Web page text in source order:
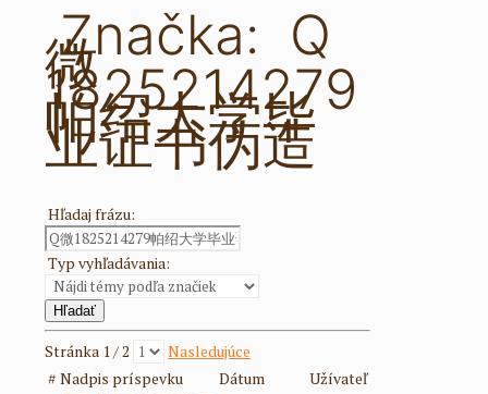
Značka: Q
微
1825214279
帕绍大学毕
业证书伪造
Hľadaj frázu:
Typ vyhľadávania:
Stránka 1 / 2
Nasledujúce
# Nadpis príspevku Dátum
Užívateľ